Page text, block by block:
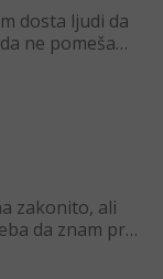
dosta ljudi da
ne pomešam
zakonito, ali
da znam pre